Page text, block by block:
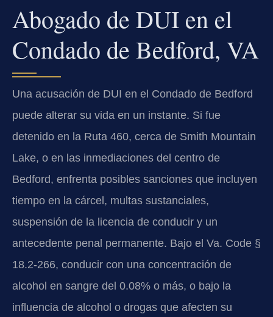
Abogado de DUI en el
Condado de Bedford, VA
Una acusación de DUI en el Condado de Bedford
puede alterar su vida en un instante. Si fue
detenido en la Ruta 460, cerca de Smith Mountain
Lake, o en las inmediaciones del centro de
Bedford, enfrenta posibles sanciones que incluyen
tiempo en la cárcel, multas sustanciales,
suspensión de la licencia de conducir y un
antecedente penal permanente. Bajo el Va. Code §
18.2-266, conducir con una concentración de
alcohol en sangre del 0.08% o más, o bajo la
influencia de alcohol o drogas que afecten su